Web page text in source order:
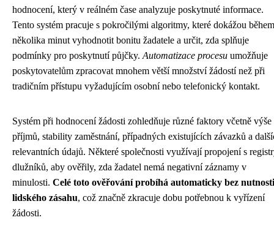
hodnocení, který v reálném čase analyzuje poskytnuté informace.
Tento systém pracuje s pokročilými algoritmy, které dokážou během
několika minut vyhodnotit bonitu žadatele a určit, zda splňuje
podmínky pro poskytnutí půjčky. Automatizace procesu umožňuje
poskytovatelům zpracovat mnohem větší množství žádostí než při
tradičním přístupu vyžadujícím osobní nebo telefonický kontakt.
Systém při hodnocení žádosti zohledňuje různé faktory včetně výše
příjmů, stability zaměstnání, případných existujících závazků a
relevantních údajů. Některé společnosti využívají propojení s
dlužníků, aby ověřily, zda žadatel nemá negativní záznamy v
minulosti. Celé toto ověřování probíhá automaticky bez nutnosti
lidského zásahu, což značně zkracuje dobu potřebnou k vyřízení
žádosti.